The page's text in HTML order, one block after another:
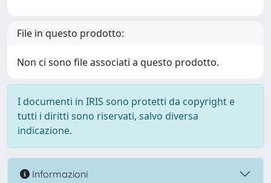
File in questo prodotto:
Non ci sono file associati a questo prodotto.
I documenti in IRIS sono protetti da copyright e
tutti i diritti sono riservati, salvo diversa
indicazione.
Informazioni